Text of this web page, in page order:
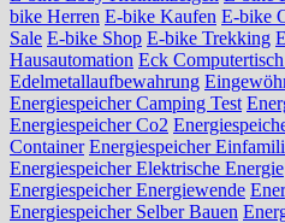
bike Herren E-bike Kaufen E-bike
Sale E-bike Shop E-bike Trekking
Hausautomation Eck
Edelmetallaufbewahrung
Energiespeicher Camping Test
Energiespeicher Co2
Container Energiespeicher
Energiespeicher Elektrische Energie
Energiespeicher Energiewende
Energiespeicher Selber Bauen